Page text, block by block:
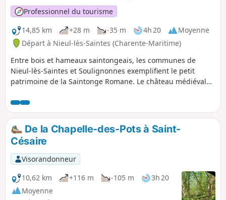
Professionnel du tourisme
14,85 km
+28 m -35 m 4h 20
Moyenne
Départ à Nieul-lès-Saintes (Charente-Maritime)
Entre bois et hameaux saintongeais, les communes de
Nieul-lès-Saintes et Soulignonnes exemplifient le petit
patrimoine de la Saintonge Romane. Le château médiéval
tour de guet du XVe siècle agrémentent cette randonnées
empreinte de ruralité.
De la Chapelle-des-Pots à Saint-
Césaire
Visorandonneur
10,62 km
+116 m -105 m
3h 20
Moyenne